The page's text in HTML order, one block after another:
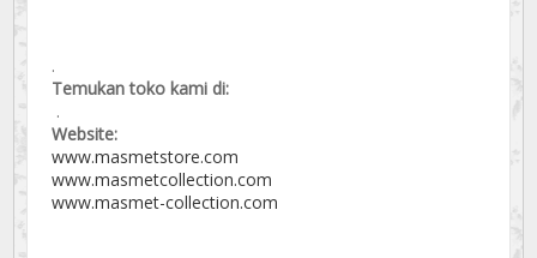
.
Temukan toko kami di:
.
Website:
www.masmetstore.com
www.masmetcollection.com
www.masmet-collection.com